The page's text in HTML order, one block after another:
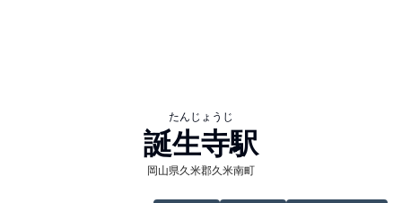
たんじょうじ
誕生寺駅
岡山県久米郡久米南町